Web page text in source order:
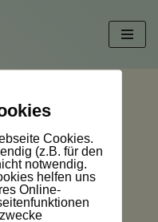
Cookies.
(z.B. für den
notwendig.
helfen uns
Online-